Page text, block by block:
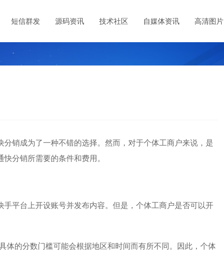
短信群发 源码资讯 技术社区 自媒体资讯 高清图片
销成为了一种不错的选择。然而，对于个体工商户来说，是
分销所需要的条件和费用。
平台上开设账号并发布内容。但是，个体工商户是否可以开
体的分数门槛可能会根据地区和时间而有所不同。因此，个体